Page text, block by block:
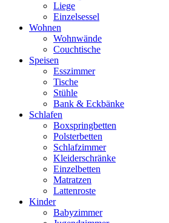
Liege
Einzelsessel
Wohnen
Wohnwände
Couchtische
Speisen
Esszimmer
Tische
Stühle
Bank & Eckbänke
Schlafen
Boxspringbetten
Polsterbetten
Schlafzimmer
Kleiderschränke
Einzelbetten
Matratzen
Lattenroste
Kinder
Babyzimmer